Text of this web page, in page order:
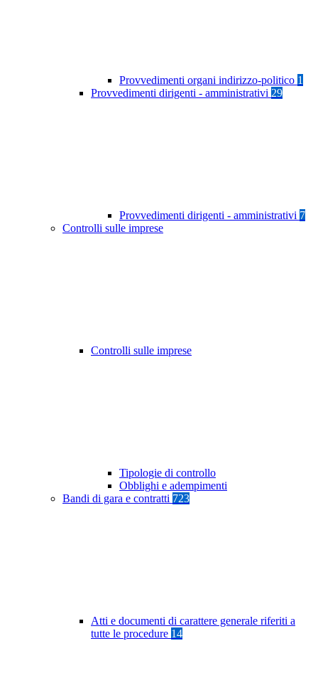
Provvedimenti organi indirizzo-politico 1
Provvedimenti dirigenti - amministrativi 29
Provvedimenti dirigenti - amministrativi 7
Controlli sulle imprese
Controlli sulle imprese
Tipologie di controllo
Obblighi e adempimenti
Bandi di gara e contratti 723
Atti e documenti di carattere generale riferiti a
tutte le procedure 14